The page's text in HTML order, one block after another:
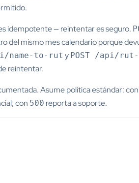
idempotente — reintentar es seguro.
del mismo mes calendario porque
name-to-rut y POST /api/
reintentar.
Asume política estándar:
con 500 reporta a soporte.